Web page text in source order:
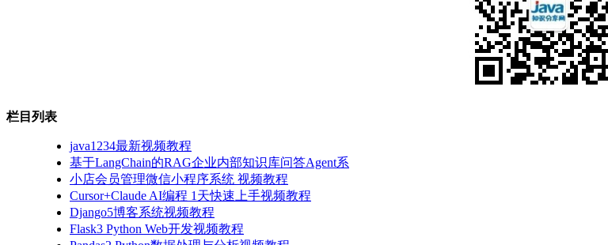
栏目列表
java1234最新视频教程
基于LangChain的RAG企业内部知识库问答Agent系
小店会员管理微信小程序系统 视频教程
Cursor+Claude AI编程 1天快速上手视频教程
Django5博客系统视频教程
Flask3 Python Web开发视频教程